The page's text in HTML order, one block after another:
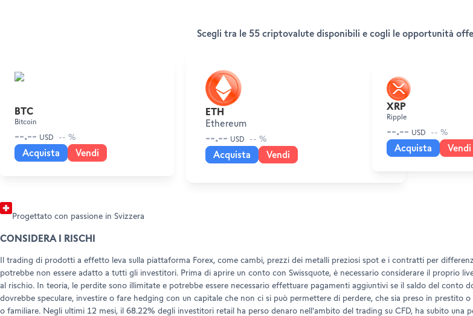
Scegli tra le 55 criptovalute disponibili e cogli le opportunità
BTC
Bitcoin
--.-- USD -- %
Acquista Vendi
ETH
Ethereum
--.-- USD -- %
Acquista Vendi
XRP
Ripple
--.-- USD -- %
Acquista Vendi
Apri un conto
AMBASCIATORI
Invita chi ami (Forex)
Help Center
Customer Care
Documenti e informazioni legali
Progettato con passione in Svizzera
CONSIDERA I RISCHI
Il trading di prodotti a effetto leva sulla piattaforma Forex, come cambi, prezzi dei metalli preziosi spot e i contratti per
potrebbe non essere adatto a tutti gli investitori. Prima di aprire un conto con Swissquote, è necessario considerare il proprio
al rischio. In teoria, le perdite sono illimitate e potrebbe essere necessario effettuare pagamenti aggiuntivi se il saldo del conto
dovrebbe speculare, investire o fare hedging con un capitale che non ci si può permettere di perdere, che sia preso in prestito
o familiare. Negli ultimi 12 mesi, il 68.22% degli investitori retail ha perso denaro nell'ambito del trading su CFD, ha subito